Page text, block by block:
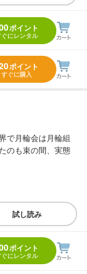
ポイント
にレンタル
ポイント
すぐに購入
で月輪会は月輪組
のも束の間、実態
試し読み
ポイント
にレンタル